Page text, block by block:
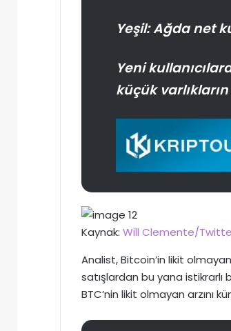
Yeşil: Ağda net
Yeni
küçük
Kaynak: Will Clemente/
Analist, Bitcoin’in likit
satışlardan bu yana
BTC’nin likit olmayan arzını